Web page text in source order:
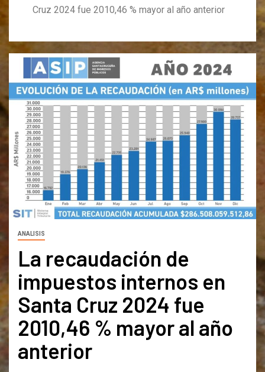
Cruz 2024 fue 2010,46 % mayor al año anterior
ANALISIS
La recaudación de
impuestos internos en
Santa Cruz 2024 fue
2010,46 % mayor al año
anterior